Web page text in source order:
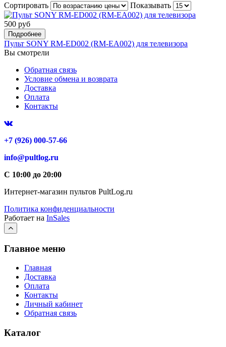
Сортировать Показывать
500 руб
Подробнее
Пульт SONY RM-ED002 (RM-EA002) для телевизора
Вы смотрели
Обратная связь
Условие обмена и возврата
Доставка
Оплата
Контакты
+7 (926) 000-57-66
info@pultlog.ru
С 10:00 до 20:00
Интернет-магазин пультов PultLog.ru
Политика конфиденциальности
Работает на InSales
Главное меню
Главная
Доставка
Оплата
Контакты
Личный кабинет
Обратная связь
Каталог